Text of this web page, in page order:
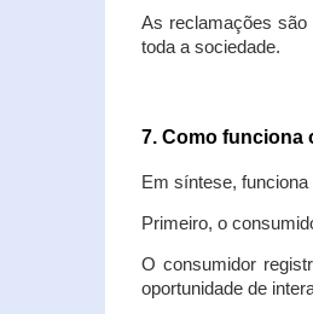
As reclamações são
toda a sociedade.
7. Como funciona
Em síntese,
Primeiro, o
O consumidor
oportunidade de